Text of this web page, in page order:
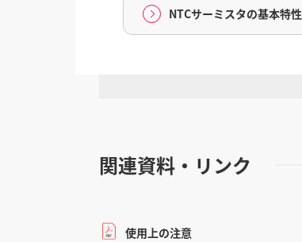
NTCサーミスタの基本特性
関連資料・リンク
使用上の注意